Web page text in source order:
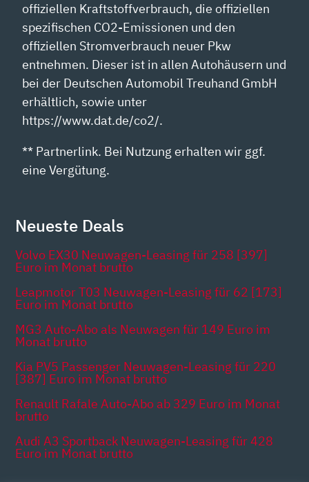
offiziellen Kraftstoffverbrauch, die offiziellen
spezifischen CO2-Emissionen und den
offiziellen Stromverbrauch neuer Pkw
entnehmen. Dieser ist in allen Autohäusern und
bei der Deutschen Automobil Treuhand GmbH
erhältlich, sowie unter
https://www.dat.de/co2/.
** Partnerlink. Bei Nutzung erhalten wir ggf.
eine Vergütung.
Neueste Deals
Volvo EX30 Neuwagen-Leasing für 258 [397]
Euro im Monat brutto
Leapmotor T03 Neuwagen-Leasing für 62 [173]
Euro im Monat brutto
MG3 Auto-Abo als Neuwagen für 149 Euro im
Monat brutto
Kia PV5 Passenger Neuwagen-Leasing für 220
[387] Euro im Monat brutto
Renault Rafale Auto-Abo ab 329 Euro im Monat
brutto
Audi A3 Sportback Neuwagen-Leasing für 428
Euro im Monat brutto